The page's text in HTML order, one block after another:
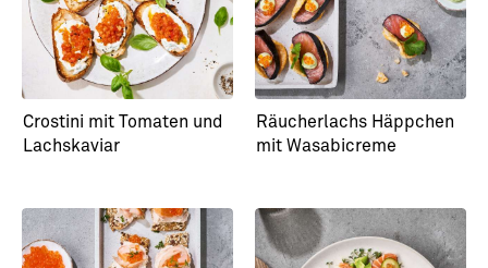
Crostini mit Tomaten und
Lachskaviar
Räucherlachs Häppchen
mit Wasabicreme